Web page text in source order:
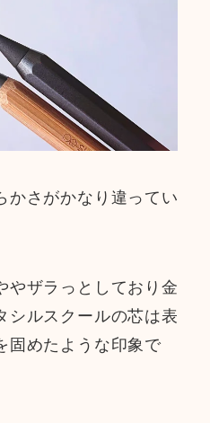
かさがかなり違ってい
やザラっとしており金
シルスクールの芯は表
固めたような印象で